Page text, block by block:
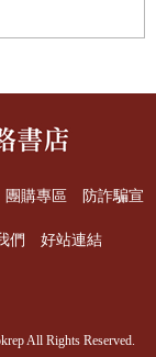
他們可能會懷疑自
疑」，你可以告
的解讀，開始研
以前一階段的小組
團購專區
防詐騙宣
們 好站連結
All Rights Reserved.